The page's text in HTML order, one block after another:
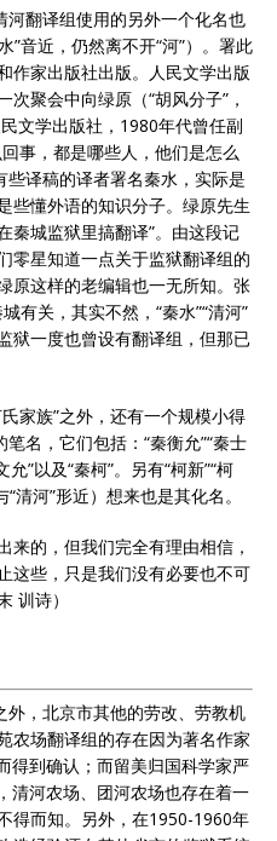
河翻译组使用的另外一个化名也
”音近，仍然离不开“河”）。署此
作家出版社出版。人民文学出版
聚会中向绿原（“胡风分子”，
文学出版社，1980年代曾任副
事，都是哪些人，他们是怎么
些译稿的译者署名秦水，实际是
些懂外语的知识分子。绿原先生
秦城监狱里搞翻译”。由这段记
零星知道一点关于监狱翻译组的
原这样的老编辑也一无所知。张
有关，其实不然，“秦水”“清河”
狱一度也曾设有翻译组，但那已
家族”之外，还有一个规模小得
名，它们包括：“秦衡允”“秦士
允”以及“秦柯”。另有“柯新”“柯
清河”形近）想来也是其化名。
来的，但我们完全有理由相信，
这些，只是我们没有必要也不可
训诗）
外，北京市其他的劳改、劳教机
农场翻译组的存在因为著名作家
得到确认；而留美归国科学家严
清河农场、团河农场也存在着一
得而知。另外，在1950-1960年